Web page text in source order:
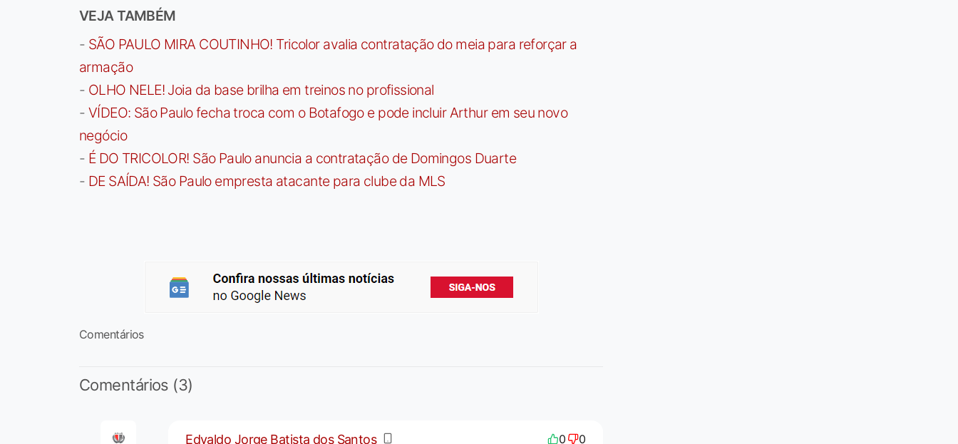
VEJA TAMBÉM
- SÃO PAULO MIRA COUTINHO! Tricolor avalia contratação do meia para reforçar a
armação
- OLHO NELE! Joia da base brilha em treinos no profissional
- VÍDEO: São Paulo fecha troca com o Botafogo e pode incluir Arthur em seu novo
negócio
- É DO TRICOLOR! São Paulo anuncia a contratação de Domingos Duarte
- DE SAÍDA! São Paulo empresta atacante para clube da MLS
Comentários
Comentários (3)
Edvaldo Jorge Batista dos Santos 0 0